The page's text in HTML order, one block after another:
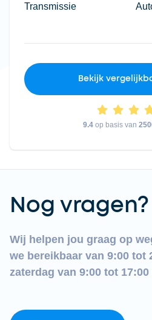
Transmissie
Bekijk
9.4op basis van
Nog vragen?
Wij helpen jou graag op
we bereikbaar van 9:00 tot
zaterdag van 9:00 tot 17:00